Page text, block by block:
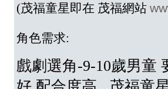
(茂福童星即在 茂福網站
角色需求:
戲劇選角-9-10歲男童